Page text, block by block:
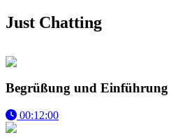
Just Chatting
Begrüßung und Einführung
00:12:00